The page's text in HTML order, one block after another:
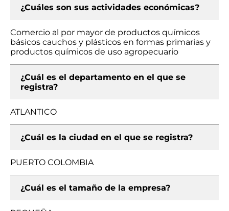
¿Cuáles son sus actividades económicas?
Comercio al por mayor de productos químicos
básicos cauchos y plásticos en formas primarias y
productos químicos de uso agropecuario
¿Cuál es el departamento en el que se
registra?
ATLANTICO
¿Cuál es la ciudad en el que se registra?
PUERTO COLOMBIA
¿Cuál es el tamaño de la empresa?